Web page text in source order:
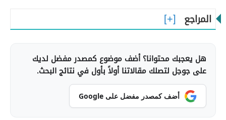
المراجع
هل يعجبك محتوانا؟ أضف موضوع كمصدر مفضل لديك
على جوجل لتصلك مقالاتنا أولاً بأول في نتائج البحث.
أضف كمصدر مفضل على Google